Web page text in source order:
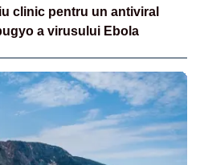
clinic pentru un antiviral
a virusului Ebola